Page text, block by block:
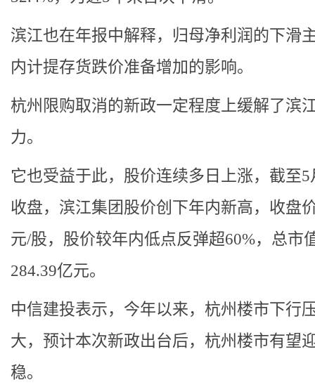
滨江也在年报中解释，归母净利润的下滑
内计提存货跌价准备增加的影响。
杭州限购取消的新政一定程度上缓解了滨
力。
它也受益于此，股价连续多日上涨，截至5
收盘，滨江集团股价创下年内新高，收盘
元/股，股价较年内低点反弹超60%，总市
284.39亿元。
中信建投表示，今年以来，杭州楼市下行
大，预计本次新政出台后，杭州楼市有望
稳。